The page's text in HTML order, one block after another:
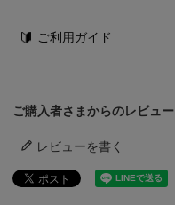
ご利用ガイド
ご購入者さまからのレビュー
レビューを書く